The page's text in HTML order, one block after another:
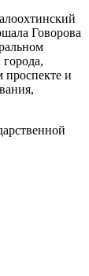
Говорова
и